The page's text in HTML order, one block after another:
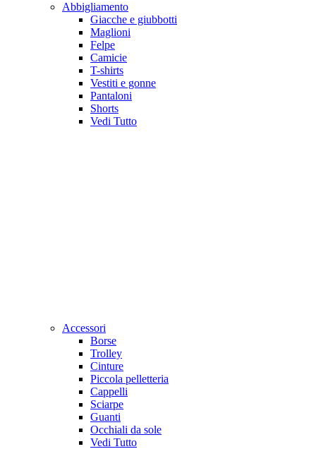
Abbigliamento
Giacche e giubbotti
Maglioni
Felpe
Camicie
T-shirts
Vestiti e gonne
Pantaloni
Shorts
Vedi Tutto
Accessori
Borse
Trolley
Cinture
Piccola pelletteria
Cappelli
Sciarpe
Guanti
Occhiali da sole
Vedi Tutto